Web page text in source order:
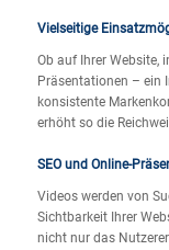
Vielseitige
Ob auf Ihrer Website,
Präsentationen – ein
konsistente
erhöht so die
SEO und Online-
Videos werden von
Sichtbarkeit Ihrer
nicht nur das